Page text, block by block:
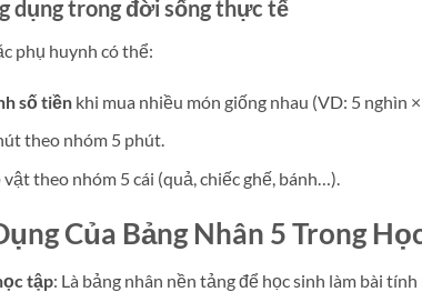
dụng trong đời sống thực tế
phụ huynh có thể:
số tiềnkhi mua nhiều món giống nhau (VD: 5 nghìn ×
theo nhóm 5 phút.
vật theo nhóm 5 cái (quả, chiếc ghế, bánh…).
Của Bảng Nhân 5 Trong
tập: Là bảng nhân nền tảng để học sinh làm bài